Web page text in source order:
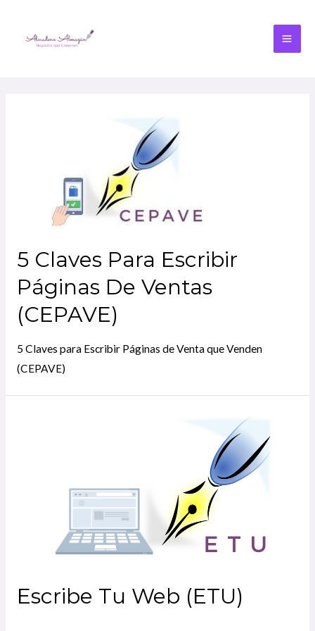
5 Claves Para Escribir
Páginas De Ventas
(CEPAVE)
5 Claves para Escribir Páginas de Venta que Venden
(CEPAVE)
Escribe Tu Web (ETU)